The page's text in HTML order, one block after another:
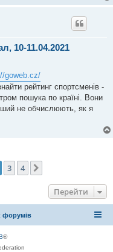
10-11.04.2021
goweb.cz/
рейтинг спортсменів -
пошука по країні. Вони
не обчислюють, як я
3 4
Перейти
форумів
®